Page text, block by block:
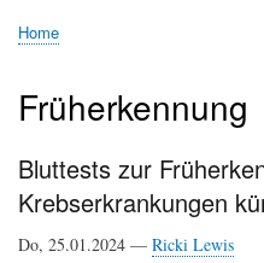
Home
Früherkennung
Bluttests zur
Krebserkrankungen
Do, 25.01.2024 — Ricki Lewis